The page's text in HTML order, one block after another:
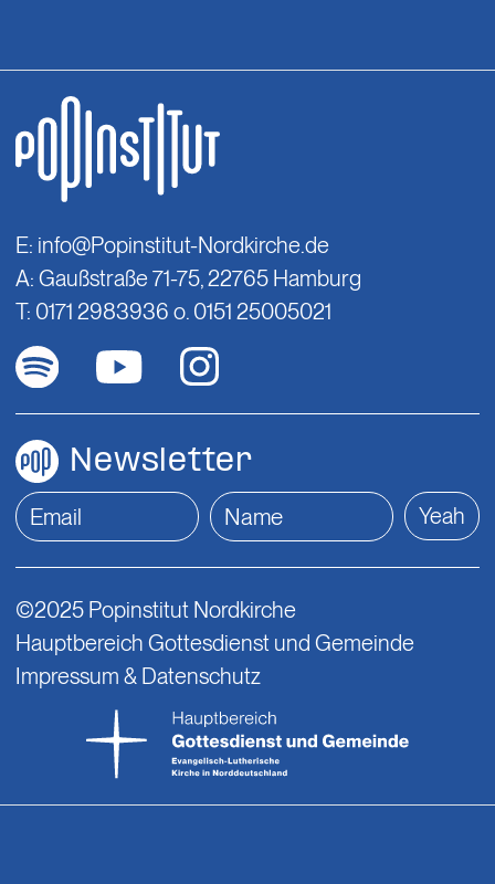
E: info@Popinstitut-Nordkirche.de
A: Gaußstraße 71-75, 22765 Hamburg
T: 0171 2983936 o. 0151 25005021
Newsletter
Yeah
©2025 Popinstitut Nordkirche
Hauptbereich Gottesdienst und Gemeinde
Impressum & Datenschutz